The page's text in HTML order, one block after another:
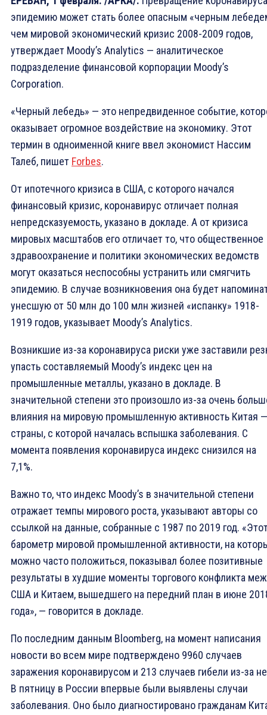
эпидемию может стать более опасным «черным
чем мировой экономический кризис 2008-2009 годов,
утверждает Moody’s Analytics — аналитическое
подразделение финансовой корпорации Moodyʼs
Corporation.
«Черный лебедь» — это непредвиденное событие,
оказывает огромное воздействие на экономику. Этот
термин в одноименной книге ввел экономист Нассим
Талеб, пишет Forbes.
От ипотечного кризиса в США, с которого начался
финансовый кризис, коронавирус отличает полная
непредсказуемость, указано в докладе. А от кризиса
мировых масштабов его отличает то, что общественное
здравоохранение и политики экономических ведомств
могут оказаться неспособны устранить или смягчить
эпидемию. В случае возникновения она будет
унесшую от 50 млн до 100 млн жизней «испанку» 1918-
1919 годов, указывает Moody’s Analytics.
Возникшие из-за коронавируса риски уже заставили
упасть составляемый Moody’s индекс цен на
промышленные металлы, указано в докладе. В
значительной степени это произошло из-за очень
влияния на мировую промышленную активность Китая —
страны, с которой началась вспышка заболевания. С
момента появления коронавируса индекс снизился на
7,1%.
Важно то, что индекс Moody’s в значительной степени
отражает темпы мирового роста, указывают авторы со
ссылкой на данные, собранные с 1987 по 2019 год.
барометр мировой промышленной активности, на
можно часто положиться, показывал более позитивные
результаты в худшие моменты торгового конфликта
США и Китаем, вышедшего на передний план в июне
года», — говорится в докладе.
По последним данным Bloomberg, на момент написания
новости во всем мире подтверждено 9960 случаев
заражения коронавирусом и 213 случаев гибели из-за
В пятницу в России впервые были выявлены случаи
заболевания. Оно было диагностировано гражданам